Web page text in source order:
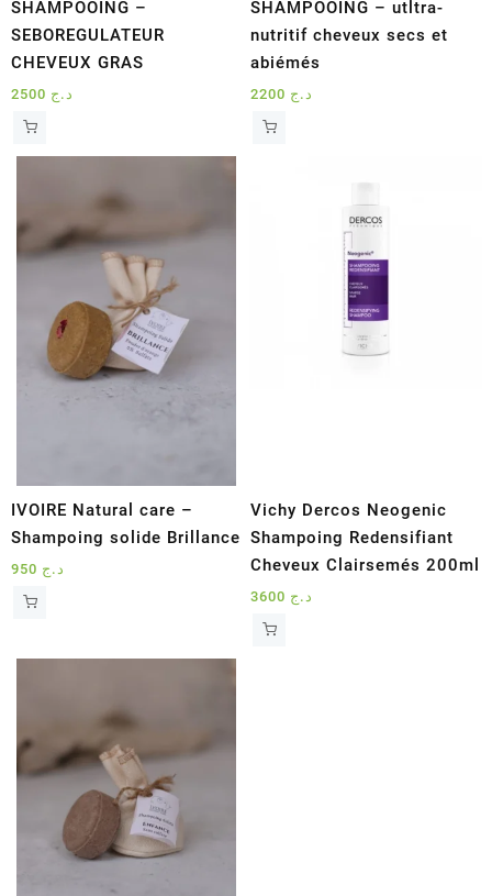
SHAMPOOING –
SEBOREGULATEUR
CHEVEUX GRAS
د.ج
SHAMPOOING – utltra-
nutritif cheveux secs et
abiémés
د.ج
IVOIRE Natural care –
Shampoing solide Brillance
د.ج
Vichy Dercos Neogenic
Shampoing Redensifiant
Cheveux Clairsemés 200ml
د.ج